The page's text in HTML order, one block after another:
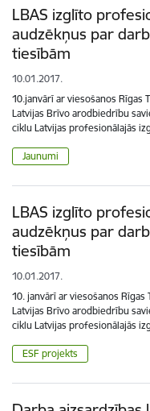
LBAS izglīto
audzēkņus par
tiesībām
10.01.2017.
10.janvārī ar viesošanos Rīgas
Latvijas Brīvo arodbiedrību
ciklu Latvijas profesionālajās
Jaunumi
LBAS izglīto
audzēkņus par
tiesībām
10.01.2017.
10. janvārī ar viesošanos
Latvijas Brīvo arodbiedrību
ciklu Latvijas profesionālajās
ESF projekts